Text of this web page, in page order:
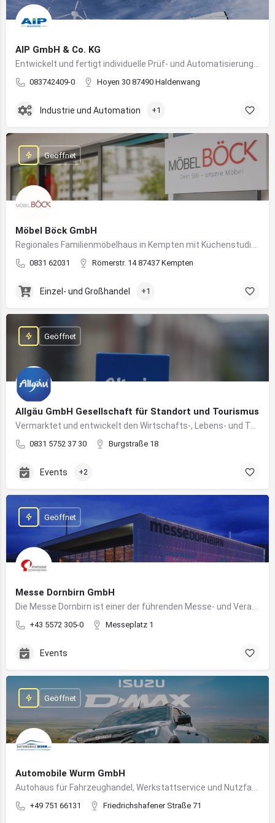
AIP GmbH & Co. KG
083742409-0 Hoyen 30 87490 Haldenwang
Industrie und Automation +1
Möbel Böck GmbH
0831 62031 Römerstr. 14 87437 Kempten
Geöffnet
Einzel- und Großhandel +1
Allgäu GmbH Gesellschaft für Standort und Tourismus
0831 5752 37 30 Burgstraße 18
Geöffnet
Events +2
Messe Dornbirn GmbH
+43 5572 305-0 Messeplatz 1
Geöffnet
Events
Automobile Wurm GmbH
+49 751 66131 Friedrichshafener Straße 71
Geöffnet